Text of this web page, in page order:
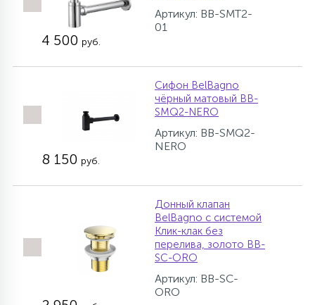
Артикул: BB-SMT2-
01
4 500 руб.
Сифон BelBagno
чёрный матовый BB-
SMQ2-NERO
Артикул: BB-SMQ2-
NERO
8 150 руб.
Донный клапан
BelBagno с системой
Клик-клак без
перелива, золото BB-
SC-ORO
Артикул: BB-SC-
ORO